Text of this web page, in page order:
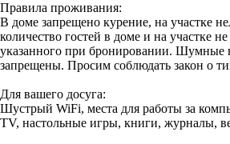
Правила проживания:
В доме запрещено курение, на участке
количество гостей в доме и на участке
указанного при бронировании. Шумные
запрещены. Просим соблюдать закон о
Для вашего досуга:
Шустрый WiFi, места для работы за
TV, настольные игры, книги, журналы,